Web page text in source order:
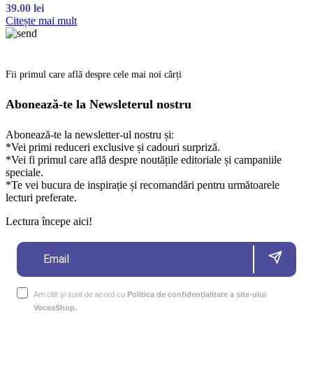
39.00 lei
Citește mai mult
Fii primul care află despre cele mai noi cărți
Abonează-te la Newsleterul nostru
Abonează-te la newsletter-ul nostru și:
*Vei primi reduceri exclusive și cadouri surpriză.
*Vei fi primul care află despre noutățile editoriale și campaniile
speciale.
*Te vei bucura de inspirație și recomandări pentru următoarele
lecturi preferate.
Lectura începe aici!
Am citit și sunt de acord cu Politica de confidențialitate a site-ului
VoceaShop.